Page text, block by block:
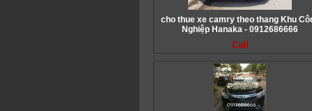
cho thue xe camry theo thang Khu
Nghiệp Hanaka - 0912686666
Call